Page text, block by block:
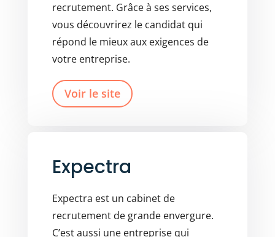
recrutement. Grâce à ses services,
vous découvrirez le candidat qui
répond le mieux aux exigences de
votre entreprise.
Voir le site
Expectra
Expectra est un cabinet de
recrutement de grande envergure.
C’est aussi une entreprise qui